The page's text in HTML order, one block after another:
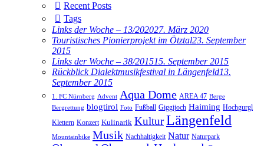
Recent Posts
Tags
Links der Woche – 13/202027. März 2020
Touristisches Pionierprojekt im Ötztal23. September
2015
Links der Woche – 38/201515. September 2015
Rückblick Dialektmusikfestival in Längenfeld13.
September 2015
1. FC Nürnberg Advent Aqua Dome AREA 47 Berge
Bergrettung blogtirol Foto Fußball Giggijoch Haiming Hochgurgl
Klettern Konzert Kulinarik KulturLängenfeld
Mountainbike Musik Nachhaltigkeit Natur Naturpark